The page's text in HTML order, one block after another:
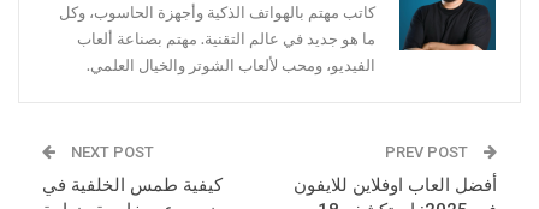
كاتب مهتم بالهواتف الذكية وأجهزة الحاسوب، وكل
ما هو جديد في عالم التقنية. مهتم بصناعة ألعاب
الفيديو، ومحب لألعاب الشوتر والخيال العلمي.
أفضل العاب اوفلاين للايفون
NEXT POST
كيفية طمس الخلفية في